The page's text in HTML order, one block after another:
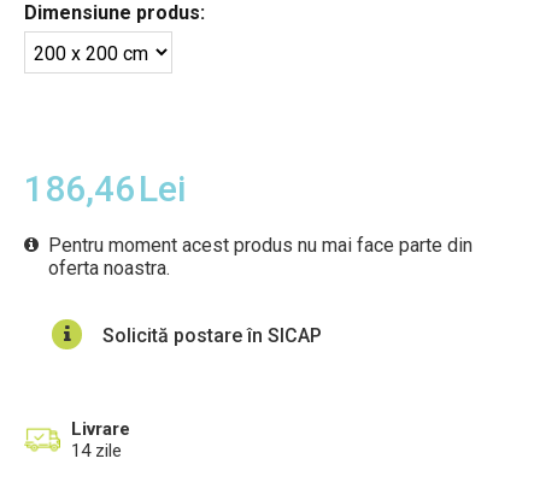
Dimensiune produs:
186,46Lei
Pentru moment acest produs nu mai face parte din
oferta noastra.
Solicită postare în SICAP
Livrare
14 zile